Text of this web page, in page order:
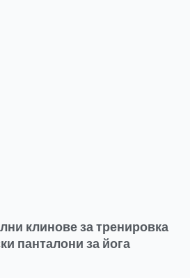
клинове за тренировка
панталони за йога